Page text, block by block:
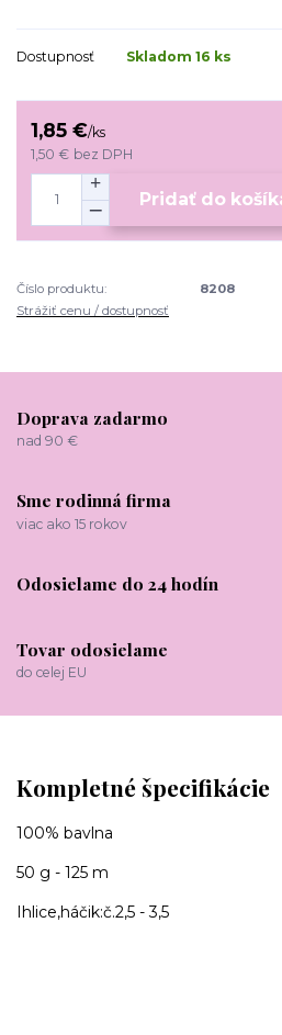
Dostupnosť Skladom 16 ks
1,85 €/ks
1,50 € bez DPH
Pridať do
Číslo produktu:
8208
Strážiť cenu / dostupnosť
Doprava zadarmo
nad 90 €
Sme rodinná firma
viac ako 15 rokov
Odosielame do 24 hodín
Tovar odosielame
do celej EU
Kompletné špecifikácie
100% bavlna
50 g - 125 m
Ihlice,háčik:č.2,5 - 3,5